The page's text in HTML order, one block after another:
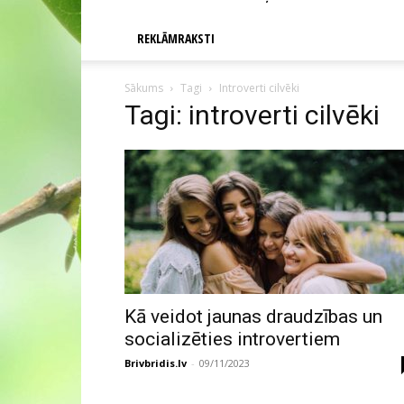
REKLĀMRAKSTI
Sākums Tagi Introverti cilvēki
Tagi: introverti cilvēki
Kā veidot jaunas draudzības un
socializēties introvertiem
Brivbridis.lv - 09/11/2023